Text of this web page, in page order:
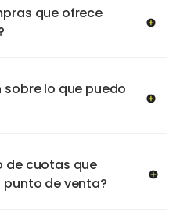
que ofrece
lo que puedo
de cuotas que
de venta?